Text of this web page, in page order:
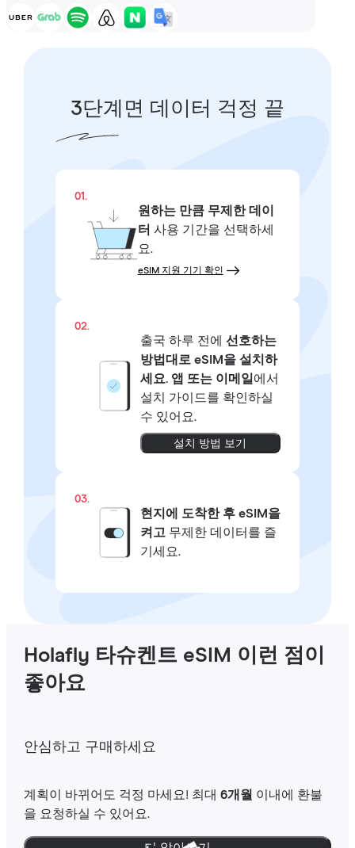
3단계면 데이터 걱정 끝
01.
원하는 만큼 무제한 데이
터 사용 기간을 선택하세
요.
eSIM 지원 기기 확인
02.
출국 하루 전에 선호하는
방법대로 eSIM을 설치하
세요. 앱 또는 이메일 에서
설치 가이드를 확인하실
수 있어요.
설치 방법 보기
03.
현지에 도착한 후 eSIM을
켜고 무제한 데이터를 즐
기세요.
Holafly 타슈켄트 eSIM 이런 점이
좋아요
안심하고 구매하세요
계획이 바뀌어도 걱정 마세요! 최대 6개월 이내에 환불
을 요청하실 수 있어요.